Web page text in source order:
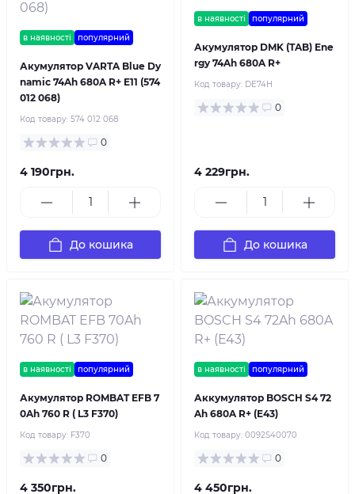
в наявності популярний
Акумулятор VARTA Blue Dy
namic 74Ah 680A R+ E11 (574
012 068)
Код товару: 574 012 068
0
4 190грн.
До кошика
в наявності популярний
Акумулятор DMK (TAB) Ene
rgy 74Ah 680A R+
Код товару: DE74H
0
4 229грн.
До кошика
в наявності популярний
Акумулятор ROMBAT EFB 7
0Ah 760 R ( L3 F370)
Код товару: F370
0
4 350грн.
в наявності популярний
Аккумулятор BOSCH S4 72
Ah 680A R+ (E43)
Код товару: 0092S40070
0
4 450грн.